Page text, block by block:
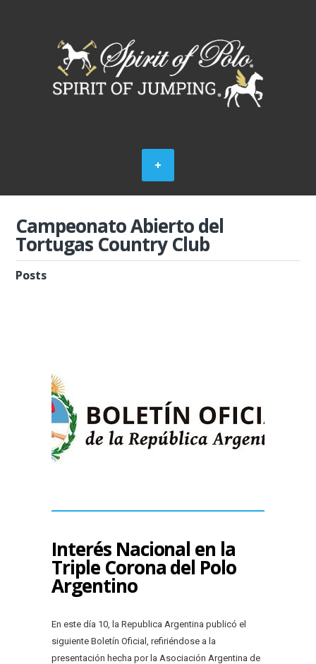
Campeonato Abierto del
Tortugas Country Club
Posts
Interés Nacional en la
Triple Corona del Polo
Argentino
En este día 10, la Republica Argentina publicó el
siguiente Boletín Oficial, refiriéndose a la
presentación hecha por la Asociación Argentina de